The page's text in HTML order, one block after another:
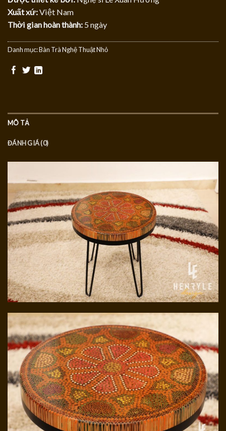
Xuất xứ:Việt Nam
Thời gian hoàn thành: 5 ngày
Danh mục:Bàn Trà Nghệ Thuật Nhỏ
MÔ TẢ
ĐÁNH GIÁ (0)